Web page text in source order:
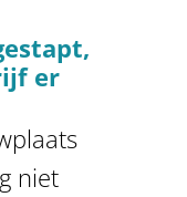
er
niet